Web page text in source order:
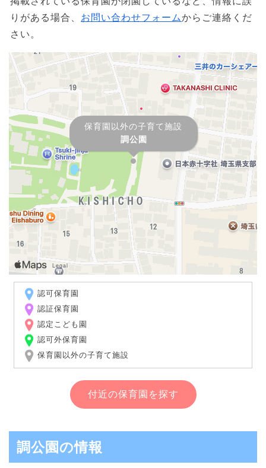
りがある場合、 お問い合わせフォームからご連絡くだ
さい。
保育園以外の子育て施設
調公園
認可保育園
認証保育園
認定こども園
認可外保育園
保育園以外の子育て施設
付近の保育園を探す
調公園の情報